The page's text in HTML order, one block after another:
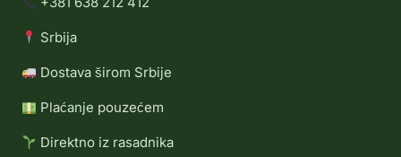
Srbija
Dostava širom Srbije
Plaćanje pouzećem
Direktno iz rasadnika